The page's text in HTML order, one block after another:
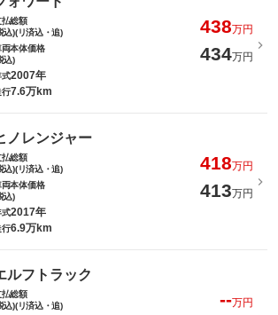
払総額
込)(リ済込・追)
438万円
両本体価格
込)
434万円
式2007年
行7.6万km
ノレンジャー
払総額
込)(リ済込・追)
418万円
両本体価格
込)
413万円
式2017年
行6.9万km
ルフトラック
払総額
込)(リ済込・追)
--万円